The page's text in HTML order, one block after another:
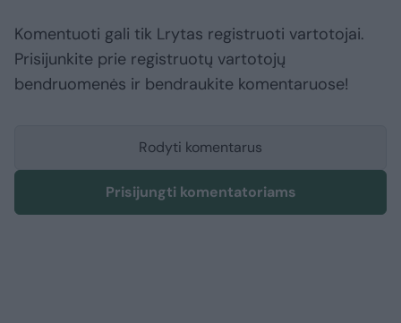
Komentuoti gali tik Lrytas registruoti vartotojai.
Prisijunkite prie registruotų vartotojų
bendruomenės ir bendraukite komentaruose!
Rodyti komentarus
Prisijungti komentatoriams